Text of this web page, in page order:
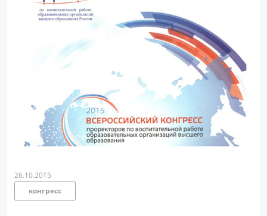
26.10.2015
конгресс